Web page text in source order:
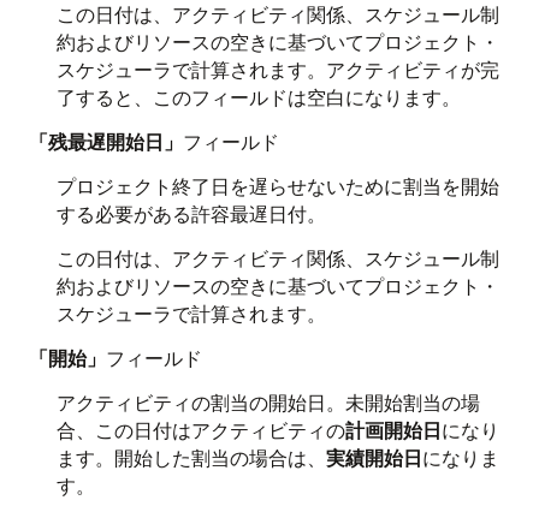
この日付は、アクティビティ関係、スケジュール制
約およびリソースの空きに基づいてプロジェクト・
スケジューラで計算されます。アクティビティが完
了すると、このフィールドは空白になります。
「残最遅開始日」 フィールド
プロジェクト終了日を遅らせないために割当を開始
する必要がある許容最遅日付。
この日付は、アクティビティ関係、スケジュール制
約およびリソースの空きに基づいてプロジェクト・
スケジューラで計算されます。
「開始」 フィールド
アクティビティの割当の開始日。未開始割当の場
合、この日付はアクティビティの計画開始日になり
ます。開始した割当の場合は、 実績開始日になりま
す。